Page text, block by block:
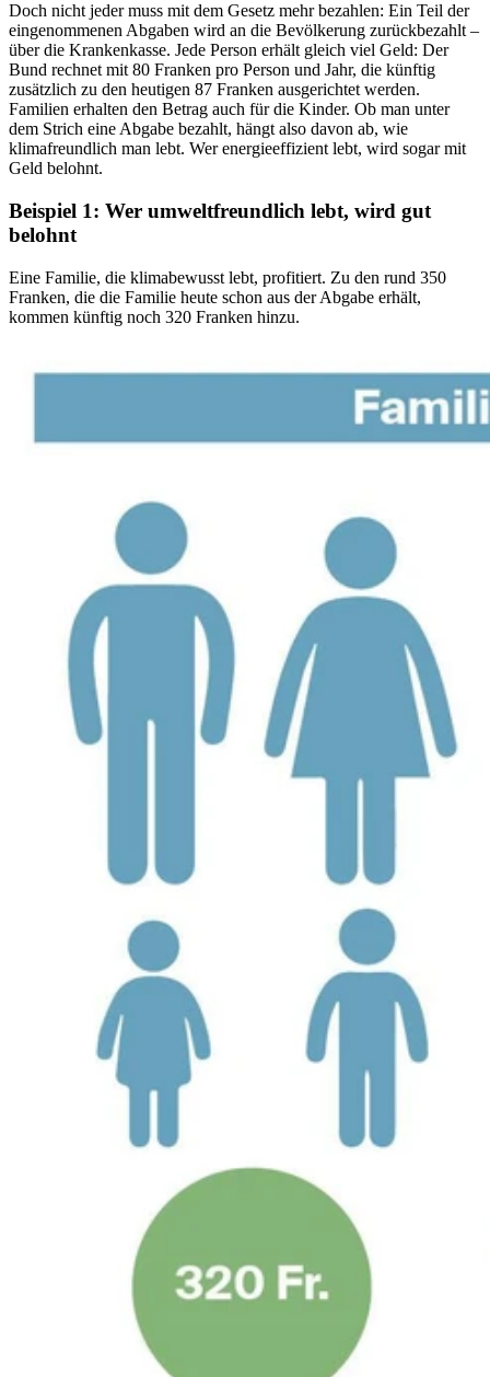
Doch nicht jeder muss mit dem Gesetz mehr bezahlen: Ein Teil der
eingenommenen Abgaben wird an die Bevölkerung zurückbezahlt –
über die Krankenkasse. Jede Person erhält gleich viel Geld: Der
Bund rechnet mit 80 Franken pro Person und Jahr, die künftig
zusätzlich zu den heutigen 87 Franken ausgerichtet werden.
Familien erhalten den Betrag auch für die Kinder. Ob man unter
dem Strich eine Abgabe bezahlt, hängt also davon ab, wie
klimafreundlich man lebt. Wer energieeffizient lebt, wird sogar mit
Geld belohnt.
Beispiel 1: Wer umweltfreundlich lebt, wird gut
belohnt
Eine Familie, die klimabewusst lebt, profitiert. Zu den rund 350
Franken, die die Familie heute schon aus der Abgabe erhält,
kommen künftig noch 320 Franken hinzu.